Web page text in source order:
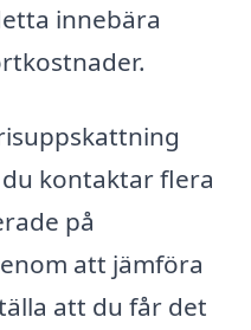
innebära
kontaktar flera
på
att jämföra
att du får det